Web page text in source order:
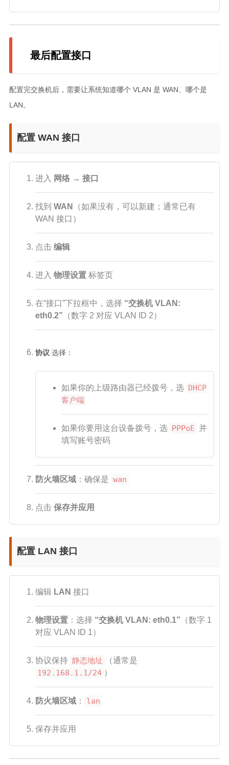
最后配置接口
配置完交换机后，需要让系统知道哪个 VLAN 是 WAN、哪个是
LAN。
配置 WAN 接口
进入 网络 → 接口
找到 WAN
（如果没有，可以新建；通常已有
WAN 接口）
点击 编辑
进入 物理设置标签页
在“接口”下拉框中，选择 “交换机 VLAN:
eth0.2” （数字 2 对应 VLAN ID 2）
协议 选择：
如果你的上级路由器已经拨号，选 DHCP
客户端
如果你要用这台设备拨号，选 PPPoE 并
填写账号密码
防火墙区域：确保是 wan
点击 保存并应用
配置 LAN 接口
编辑 LAN 接口
物理设置：选择 “交换机 VLAN: eth0.1” （数字 1
对应 VLAN ID 1）
协议保持 静态地址 （通常是
192.168.1.1/24 ）
防火墙区域： lan
保存并应用